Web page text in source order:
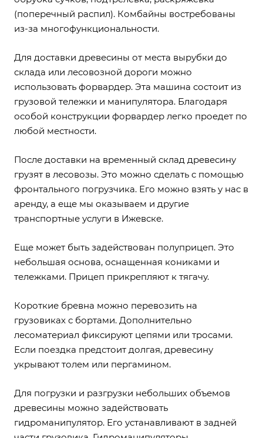
(поперечный распил). Комбайны востребованы
из-за многофункциональности.
Для доставки древесины от места вырубки до
склада или лесовозной дороги можно
использовать форвардер. Эта машина состоит из
грузовой тележки и манипулятора. Благодаря
особой конструкции форвардер легко проедет по
любой местности.
После доставки на временный склад древесину
грузят в лесовозы. Это можно сделать с помощью
фронтального погрузчика. Его можно взять у нас в
аренду, а еще мы оказываем и другие
транспортные услуги в Ижевске.
Еще может быть задействован полуприцеп. Это
небольшая основа, оснащенная кониками и
тележками. Прицеп прикрепляют к тягачу.
Короткие бревна можно перевозить на
грузовиках с бортами. Дополнительно
лесоматериал фиксируют цепями или тросами.
Если поездка предстоит долгая, древесину
укрывают толем или пергамином.
Для погрузки и разгрузки небольших объемов
древесины можно задействовать
гидроманипулятор. Его устанавливают в задней